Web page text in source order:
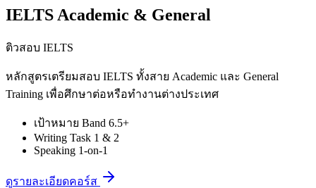
IELTS Academic & General
ติวสอบ IELTS
หลักสูตรเตรียมสอบ IELTS ทั้งสาย Academic และ General
Training เพื่อศึกษาต่อหรือทำงานต่างประเทศ
เป้าหมาย Band 6.5+
Writing Task 1 & 2
Speaking 1-on-1
ดูรายละเอียดคอร์ส